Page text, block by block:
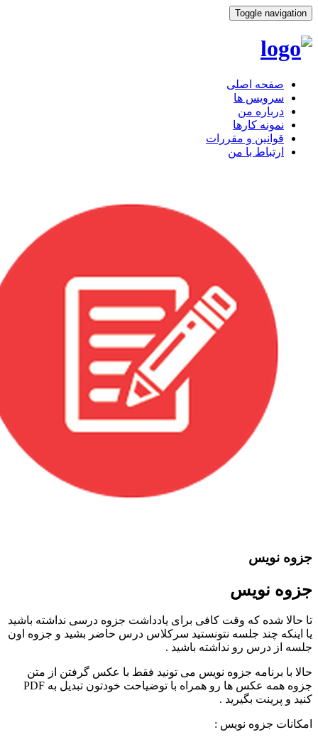
Toggle navigation
صفحه اصلی
سرویس ها
درباره من
نمونه کارها
قوانین و مقررات
ارتباط با من
جزوه نویس
جزوه نویس
تا حالا شده که وقت کافی برای یادداشت جزوه درسی نداشته باشید
یا اینکه چند جلسه نتونستید سرکلاس درس حاضر بشید و جزوه اون
جلسه از درس رو نداشته باشید .
حالا با برنامه جزوه نویس می تونید فقط با عکس گرفتن از متن
جزوه همه عکس ها رو همراه با توضیاحت خودتون تبدیل به PDF
کنید و پرینت بگیرید .
امکانات جزوه نویس :